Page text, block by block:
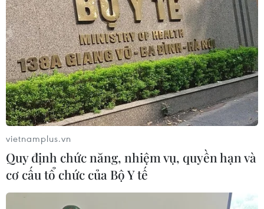
vietnamplus.vn
Quy định chức năng, nhiệm vụ, quyền hạn và
cơ cấu tổ chức của Bộ Y tế